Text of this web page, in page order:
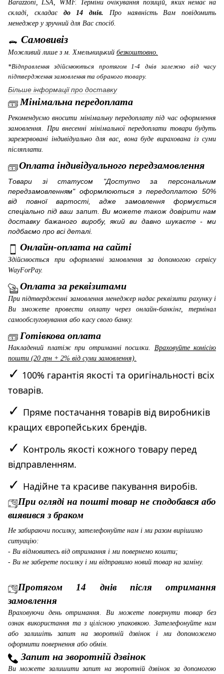
Barazzoni, LSA, WMF. Терміни очікування позицій, яких немає на
складі, складає до 14 днів. Про наявність Вам повідомить
менеджер у зручний для Вас спосіб.
Самовивіз
Можливий лише з м. Хмельницький безкоштовно.
*Відправлення здійснюються протягом 1-4 днів залежно від часу
підтвердження замовлення та обраного товару.
Більше інформації про доставку
Мінімальна передоплата
Рекомендуємо вносити мінімальну передоплату під час оформлення
замовлення. При внесенні мінімальної передоплати товари будуть
зарезервовані індивідуально для вас, вона буде вирахована із суми
післяплати.
Оплата індивідуального передзамовлення
Товари зі статусом "Доступно за персональним
передзамовленням" оформлюються з передоплатою 50%
від повної вартості, адже замовлення формується
спеціально під ваш запит. Ви можете також довірити нам
доставку бажаного виробу, який ви давно шукаєте - ми
подбаємо про всі деталі.
Онлайн-оплата на сайті
Здійснюється при оформленні замовлення за допомогою сервісу
WayForPay.
Оплата за реквізитами
При підтвердженні замовлення менеджер надає реквізити рахунку і
Ви зможете провести оплату через онлайн-банкінг, термінал
самообслуговування або касу свого банку.
Готівкова оплата
Накладений платіж при отриманні посилки. Враховуйте комісію
пошти (20 грн + 2% від суми замовлення).
✓ 100% гарантія якості та оригінальності всіх
товарів.
✓ Пряме постачання товарів від виробників
кращих європейських брендів.
✓ Контроль якості кожного товару перед
відправленням.
✓ Надійне та красиве пакування виробів.
При огляді на пошті товар не сподобався або
виявився з браком
Не забираючи посилку, зателефонуйте нам і ми разом вирішимо
ситуацію:
- Ви відмовитесь від отримання і ми повернемо кошти;
- Ви не заберете посилку і ми відправимо новий товар на заміну.
Протягом 14 днів після отримання
замовлення
Враховуючи день отримання. Ви можете повернути товар без
ознак використання та з цілісною упаковкою. Зателефонуйте нам
або залишіть запит на зворотній дзвінок і ми допоможемо
оформити повернення або обмін.
Запит на зворотній дзвінок
Ви можете залишити запит на зворотній дзвінок за допомогою